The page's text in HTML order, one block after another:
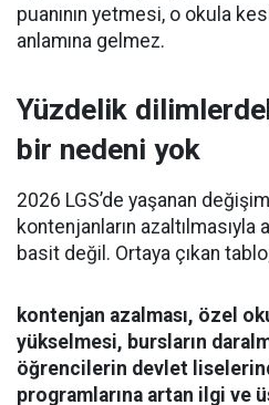
puanının yetmesi, o okula
anlamına gelmez.
Yüzdelik
bir nedeni yok
2026 LGS’de yaşanan
kontenjanların
basit değil. Ortaya çıkan
kontenjan azalması, özel
yükselmesi, bursların
öğrencilerin devlet
programlarına artan ilgi ve